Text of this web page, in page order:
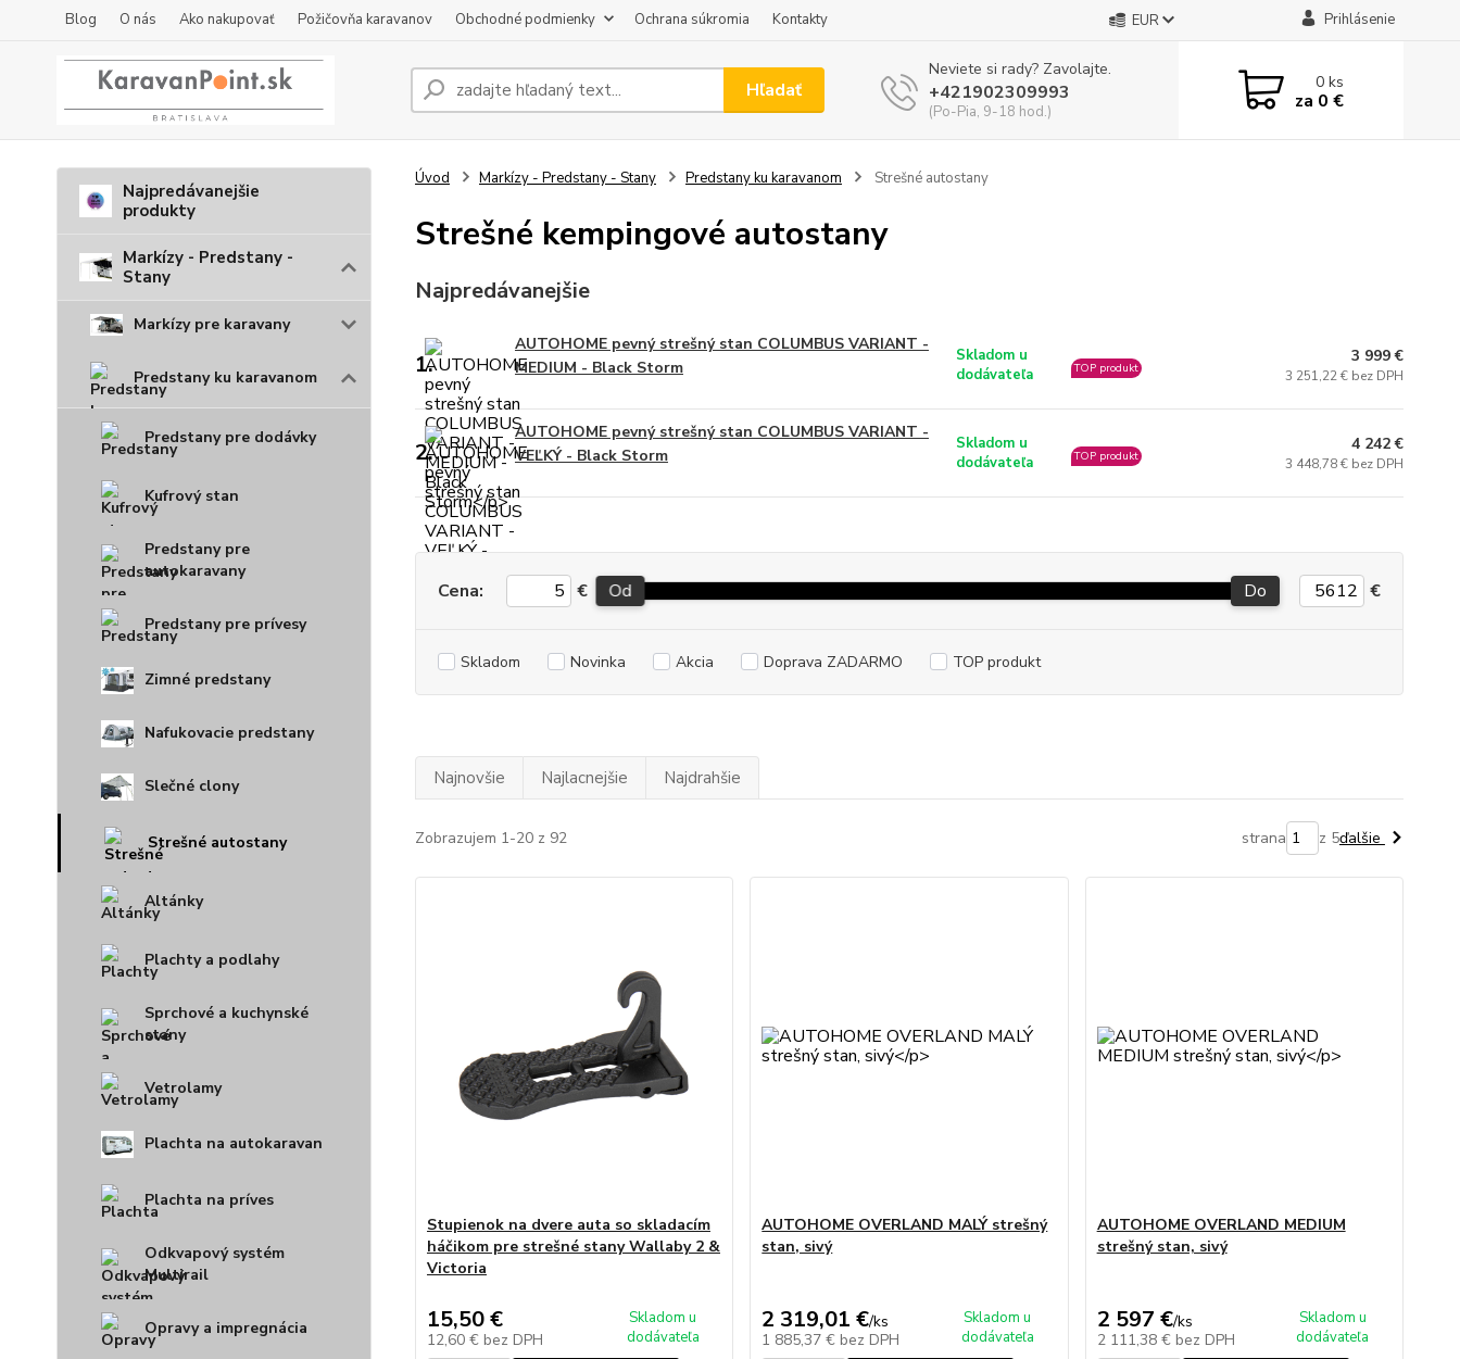
Blog O nás Ako nakupovať Požičovňa karavanov Obchodné podmienky Ochrana súkromia Kontakty EUR Prihlásenie
Hľadať
Neviete si rady? Zavolajte.
+421902309993
(Po-Pia, 9-18 hod.)
0ks
za 0 €
Najpredávanejšie
produkty
Markízy - Predstany -
Stany
Markízy pre karavany
Predstany ku karavanom
Predstany pre dodávky
Kufrový stan
Predstany pre
autokaravany
Predstany pre prívesy
Zimné predstany
Nafukovacie predstany
Slečné clony
Strešné autostany
Altánky
Plachty a podlahy
Sprchové a kuchynské
stany
Vetrolamy
Plachta na autokaravan
Plachta na príves
Odkvapový systém
Multirail
Opravy a impregnácia
Úvod Markízy - Predstany - Stany Predstany ku karavanom Strešné autostany
Strešné kempingové autostany
Najpredávanejšie
1.
AUTOHOME pevný strešný stan COLUMBUS VARIANT -
MEDIUM - Black Storm
Skladom u
dodávateľa
TOP produkt
3 999 €
3 251,22 € bez DPH
2.
AUTOHOME pevný strešný stan COLUMBUS VARIANT -
VEĽKÝ - Black Storm
Skladom u
dodávateľa
TOP produkt
4 242 €
3 448,78 € bez DPH
Cena: € Od Do €
Skladom Novinka Akcia Doprava ZADARMO TOP produkt
Najnovšie Najlacnejšie Najdrahšie
Zobrazujem 1-20 z 92 strana z 5ďalšie
Stupienok na dvere auta so skladacím
háčikom pre strešné stany Wallaby 2 &
Victoria
15,50 €
12,60 € bez DPH
Skladom u
dodávateľa
AUTOHOME OVERLAND MALÝ strešný
stan, sivý
2 319,01 €/ks
1 885,37 € bez DPH
Skladom u
dodávateľa
AUTOHOME OVERLAND MEDIUM
strešný stan, sivý
2 597 €/ks
2 111,38 € bez DPH
Skladom u
dodávateľa